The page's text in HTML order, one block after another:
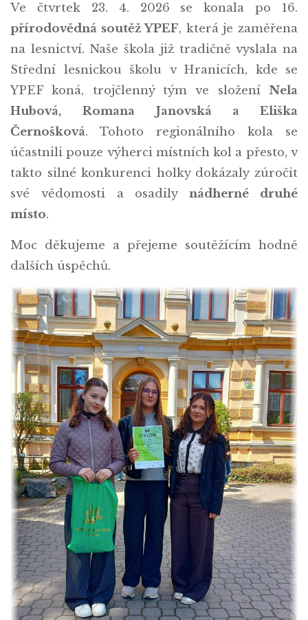
Ve čtvrtek 23. 4. 2026 se konala po 16.
přírodovědná soutěž YPEF, která je zaměřena
na lesnictví. Naše škola již tradičně vyslala na
Střední lesnickou školu v Hranicích, kde se
YPEF koná, trojčlenný tým ve složení Nela
Hubová, Romana Janovská a Eliška
Černošková. Tohoto regionálního kola se
účastnili pouze výherci místních kol a přesto, v
takto silné konkurenci holky dokázaly zúročit
své vědomosti a osadilynádherné druhé
místo.
Moc děkujeme a přejeme soutěžícím hodně
dalších úspěchů.